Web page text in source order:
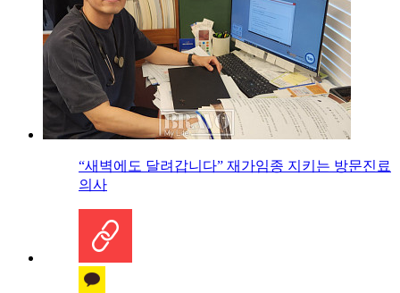
“새벽에도 달려갑니다” 재가임종 지키는 방문진료
의사